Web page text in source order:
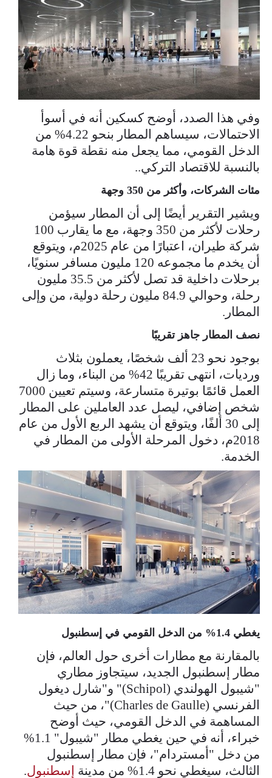
وفي هذا الصدد، أوضح كسكين أنه في أسوأ
الاحتمالات، سيساهم المطار بنحو 4.22% من
الدخل القومي، مما يجعل منه نقطة قوة هامة
بالنسبة للاقتصاد التركي..
مئات الشركات، وأكثر من 350 وجهة
ويشير التقرير أيضًا إلى أن المطار سيؤمن
رحلات لأكثر من 350 وجهة، مع ما يقارب 100
شركة طيران، اعتبارًا من عام 2025م، ويتوقع
أن يخدم ما مجموعه 120 مليون مسافر سنويًا،
برحلات داخلية قد تصل لأكثر من 35.5 مليون
رحلة، وحوالي 84.9 مليون رحلة دولية، من وإلى
المطار.
نصف المطار جاهز تقريبًا
بوجود نحو 23 ألف شخصًا، يعملون بثلاث
ورديات، انتهى تقريبًا 42% من البناء، وما زال
العمل قائمًا بوتيرة متسارعة، وسيتم تعيين 7000
شخص إضافي، ليصل عدد العاملين على المطار
إلى 30 ألفًا، ويتوقع أن يشهد الربع الأول من عام
2018م، دخول المرحلة الأولى من المطار في
الخدمة.
يغطي 1.4% من الدخل القومي في إسطنبول
بالمقارنة مع مطارات أخرى حول العالم، فإن
مطار إسطنبول الجديد، سيتجاوز مطاري
"شيبول الهولندي (Schipol)" و"شارل ديغول
الفرنسي (Charles de Gaulle)"، من حيث
المساهمة في الدخل القومي، حيث أوضح
خبراء، أنه في حين يغطي مطار "شيبول" 1.1%
من دخل "أمستردام"، فإن مطار إسطنبول
الثالث، سيغطي نحو 1.4% من مدينة
إسطنبول